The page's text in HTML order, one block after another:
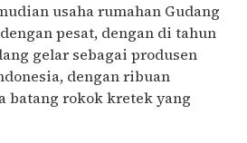
usaha rumahan Gudang
pesat, dengan di tahun
gelar sebagai produsen
dengan ribuan
batang rokok kretek yang